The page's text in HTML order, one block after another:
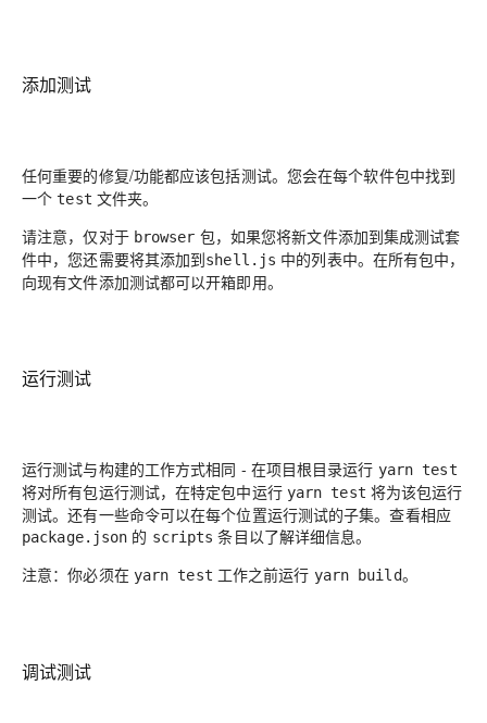
添加测试
任何重要的修复/功能都应该包括测试。您会在每个软件包中找到
一个test 文件夹。
请注意，仅对于 browser 包，如果您将新文件添加到集成测试套
件中，您还需要将其添加到shell.js 中的列表中。在所有包中，
向现有文件添加测试都可以开箱即用。
运行测试
运行测试与构建的工作方式相同 - 在项目根目录运行 yarn test
将对所有包运行测试，在特定包中运行 yarn test 将为该包运行
测试。还有一些命令可以在每个位置运行测试的子集。查看相应
package.json 的 scripts 条目以了解详细信息。
注意：你必须在 yarn test 工作之前运行 yarn build。
调试测试